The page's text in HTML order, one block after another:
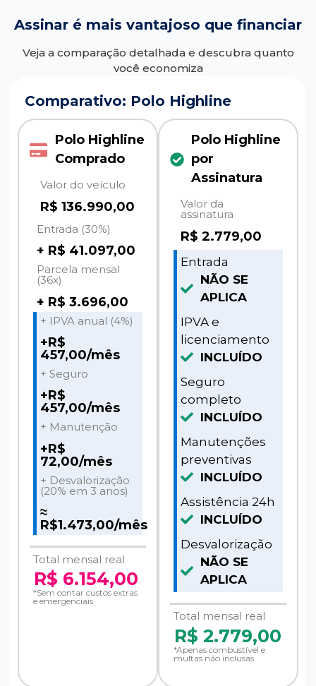
Assinar é mais vantajoso que financiar
Veja a comparação detalhada e descubra quanto
você economiza
Comparativo: Polo Highline
Polo Highline
Comprado
Valor do veículo
R$ 136.990,00
Entrada (30%)
+ R$ 41.097,00
Parcela mensal
(36x)
+ R$ 3.696,00
+ IPVA anual (4%)
+R$
457,00/mês
+ Seguro
+R$
457,00/mês
+ Manutenção
+R$
72,00/mês
+ Desvalorização
(20% em 3 anos)
≈
R$1.473,00/mês
Total mensal real
R$ 6.154,00
*Sem contar custos extras
e emergenciais
Polo Highline
por
Assinatura
Valor da
assinatura
R$ 2.779,00
Entrada
NÃO SE
APLICA
IPVA e
licenciamento
INCLUÍDO
Seguro
completo
INCLUÍDO
Manutenções
preventivas
INCLUÍDO
Assistência 24h
INCLUÍDO
Desvalorização
NÃO SE
APLICA
Total mensal real
R$ 2.779,00
*Apenas combustível e
multas não inclusas